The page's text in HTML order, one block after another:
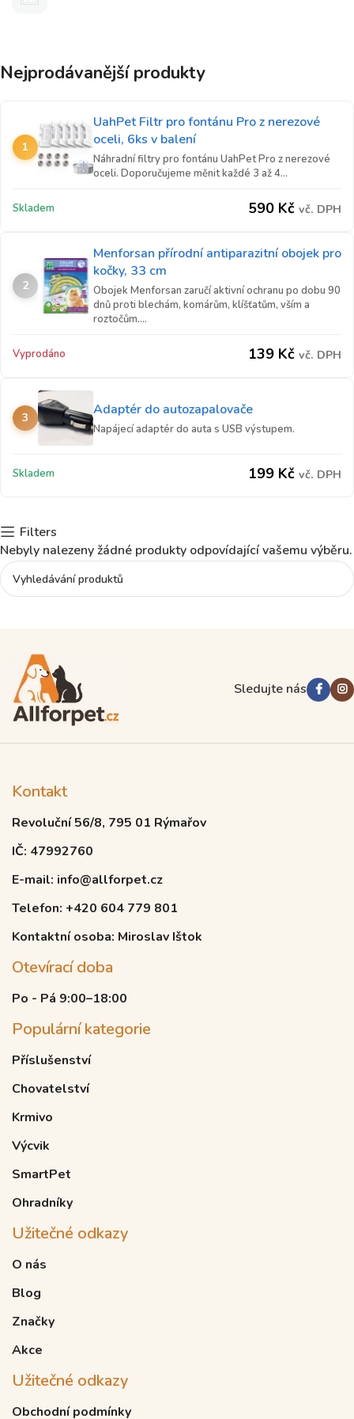
Nejprodávanější produkty
1
UahPet Filtr pro fontánu Pro z nerezové
oceli, 6ks v balení
Náhradní filtry pro fontánu UahPet Pro z nerezové
oceli. Doporučujeme měnit každé 3 až 4...
Skladem 590 Kč vč. DPH
2
Menforsan přírodní antiparazitní obojek pro
kočky, 33 cm
Obojek Menforsan zaručí aktivní ochranu po dobu 90
dnů proti blechám, komárům, klíšťatům, vším a
roztočům....
Vyprodáno 139 Kč vč. DPH
3 Adaptér do autozapalovače
Napájecí adaptér do auta s USB výstupem.
Skladem 199 Kč vč. DPH
Filters
Nebyly nalezeny žádné produkty odpovídající vašemu výběru.
Sledujte nás
Kontakt
Revoluční 56/8, 795 01 Rýmařov
IČ: 47992760
E-mail: info@allforpet.cz
Telefon: +420 604 779 801
Kontaktní osoba: Miroslav Ištok
Otevírací doba
Po - Pá 9:00–18:00
Populární kategorie
Příslušenství
Chovatelství
Krmivo
Výcvik
SmartPet
Ohradníky
Užitečné odkazy
O nás
Blog
Značky
Akce
Užitečné odkazy
Obchodní podmínky